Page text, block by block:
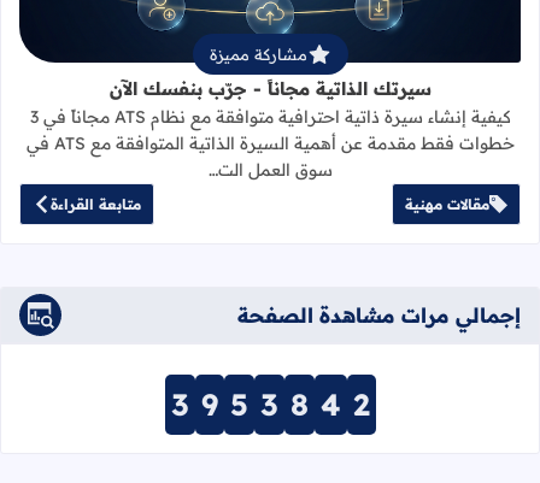
مشاركة مميزة
سيرتك الذاتية مجاناً - جرّب بنفسك الآن
كيفية إنشاء سيرة ذاتية احترافية متوافقة مع نظام ATS مجاناً في 3
خطوات فقط مقدمة عن أهمية السيرة الذاتية المتوافقة مع ATS في
سوق العمل الت…
مقالات مهنية متابعة القراءة
إجمالي مرات مشاهدة الصفحة
3 9 5 3 8 4 2